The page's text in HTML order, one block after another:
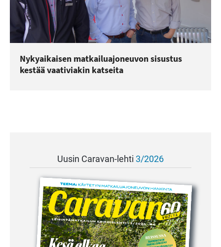
Nykyaikaisen matkailuajoneuvon sisustus
kestää vaativiakin katseita
Uusin Caravan-lehti 3/2026